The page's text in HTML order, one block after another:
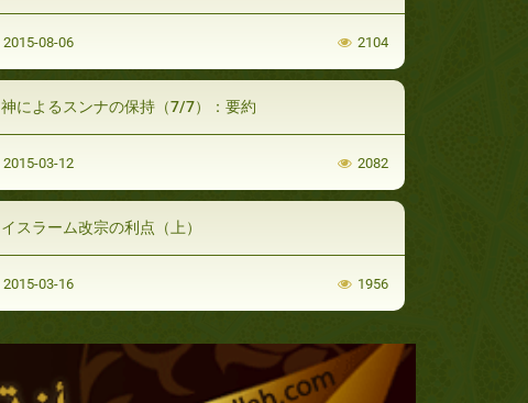
2015-08-06 2104
神によるスンナの保持（7/7）：要約
2015-03-12 2082
イスラーム改宗の利点（上）
2015-03-16 1956